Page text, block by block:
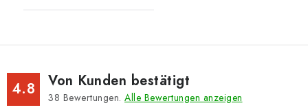
4.8 Von Kunden bestätigt
38 Bewertungen. Alle Bewertungen anzeigen